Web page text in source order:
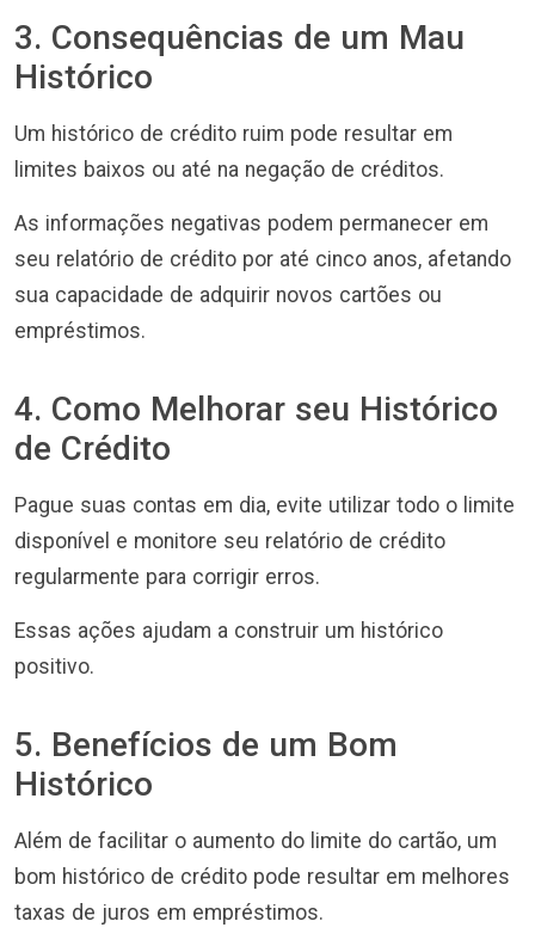
3. Consequências de um Mau
Histórico
Um histórico de crédito ruim pode resultar em
limites baixos ou até na negação de créditos.
As informações negativas podem permanecer em
seu relatório de crédito por até cinco anos, afetando
sua capacidade de adquirir novos cartões ou
empréstimos.
4. Como Melhorar seu Histórico
de Crédito
Pague suas contas em dia, evite utilizar todo o limite
disponível e monitore seu relatório de crédito
regularmente para corrigir erros.
Essas ações ajudam a construir um histórico
positivo.
5. Benefícios de um Bom
Histórico
Além de facilitar o aumento do limite do cartão, um
bom histórico de crédito pode resultar em melhores
taxas de juros em empréstimos.